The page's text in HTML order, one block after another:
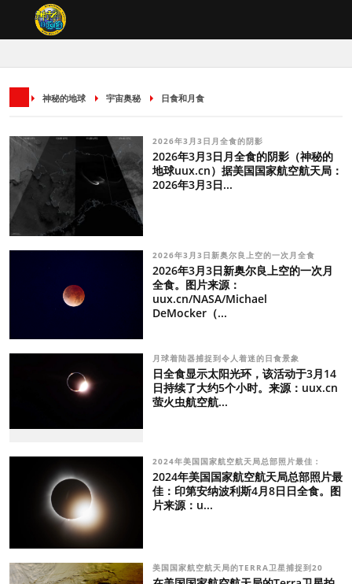
神秘的地球 宇宙奥秘 日食和月食
2026年3月3日月全食的阴影
2026年3月3日月全食的阴影（神秘的
地球uux.cn）据美国国家航空航天局：
2026年3月3日...
2026年3月3日新奥尔良上空的一次月全食
2026年3月3日新奥尔良上空的一次月
全食。图片来源：
uux.cn/NASA/Michael
DeMocker（...
月球着陆器捕捉到令人着迷的日食景象
日全食显示太阳光环，该活动于3月14
日持续了大约5个小时。来源：uux.cn
萤火虫航空航...
2024年美国国家航空航天局总部照片最佳：
2024年美国国家航空航天局总部照片最
佳：印第安纳波利斯4月8日日全食。图
片来源：u...
美国国家航空航天局的TERRA卫星捕捉到20